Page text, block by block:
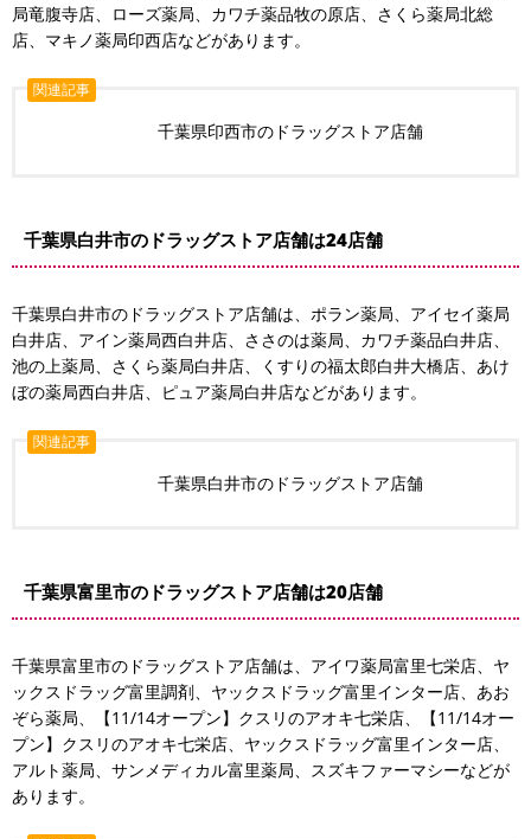
局竜腹寺店、ローズ薬局、カワチ薬品牧の原店、さくら薬局北総
店、マキノ薬局印西店などがあります。
関連記事
千葉県印西市のドラッグストア店舗
千葉県白井市のドラッグストア店舗は24店舗
千葉県白井市のドラッグストア店舗は、ポラン薬局、アイセイ薬局
白井店、アイン薬局西白井店、ささのは薬局、カワチ薬品白井店、
池の上薬局、さくら薬局白井店、くすりの福太郎白井大橋店、あけ
ぼの薬局西白井店、ピュア薬局白井店などがあります。
関連記事
千葉県白井市のドラッグストア店舗
千葉県富里市のドラッグストア店舗は20店舗
千葉県富里市のドラッグストア店舗は、アイワ薬局富里七栄店、ヤ
ックスドラッグ富里調剤、ヤックスドラッグ富里インター店、あお
ぞら薬局、【11/14オープン】クスリのアオキ七栄店、【11/14オー
プン】クスリのアオキ七栄店、ヤックスドラッグ富里インター店、
アルト薬局、サンメディカル富里薬局、スズキファーマシーなどが
あります。